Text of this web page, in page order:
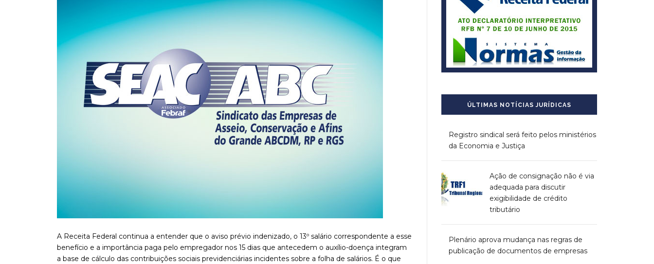
A Receita Federal continua a entender que o aviso prévio indenizado, o 13º salário correspondente a esse
benefício e a importância paga pelo empregador nos 15 dias que antecedem o auxílio-doença integram
a base de cálculo das contribuições sociais previdenciárias incidentes sobre a folha de salários. É o que
ÚLTIMAS NOTÍCIAS JURÍDICAS
Registro sindical será feito pelos ministérios
da Economia e Justiça
Ação de consignação não é via
adequada para discutir
exigibilidade de crédito
tributário
Plenário aprova mudança nas regras de
publicação de documentos de empresas